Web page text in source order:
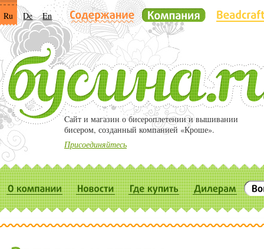
Ru De En
Cайт и магазин о бисероплетении и вышивании
бисером, созданный компанией «Кроше».
Присоединяйтесь